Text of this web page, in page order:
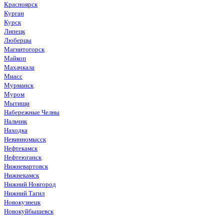
Красноярск
Курган
Курск
Липецк
Люберцы
Магнитогорск
Майкоп
Махачкала
Миасс
Мурманск
Муром
Мытищи
Набережные Челны
Нальчик
Находка
Невинномысск
Нефтекамск
Нефтеюганск
Нижневартовск
Нижнекамск
Нижний Новгород
Нижний Тагил
Новокузнецк
Новокуйбышевск